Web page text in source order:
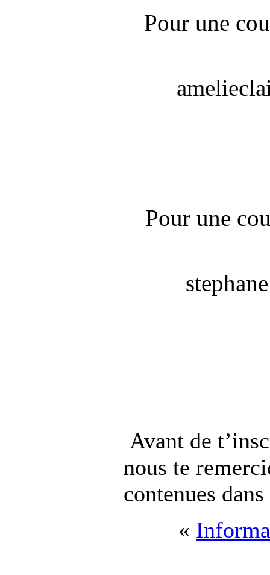
Pour une
Pour une
Avant de
nous te
contenues
«